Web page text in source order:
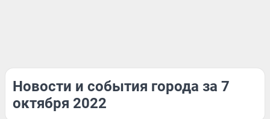
Новости и события города за 7
октября 2022